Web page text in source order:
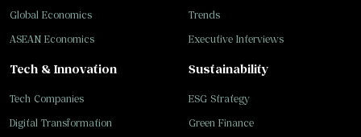
Trends
Executive Interviews
Tech & Innovation
Tech Companies
Digital Transformation
Sustainability
ESG Strategy
Green Finance
Global Economics
ASEAN Economics